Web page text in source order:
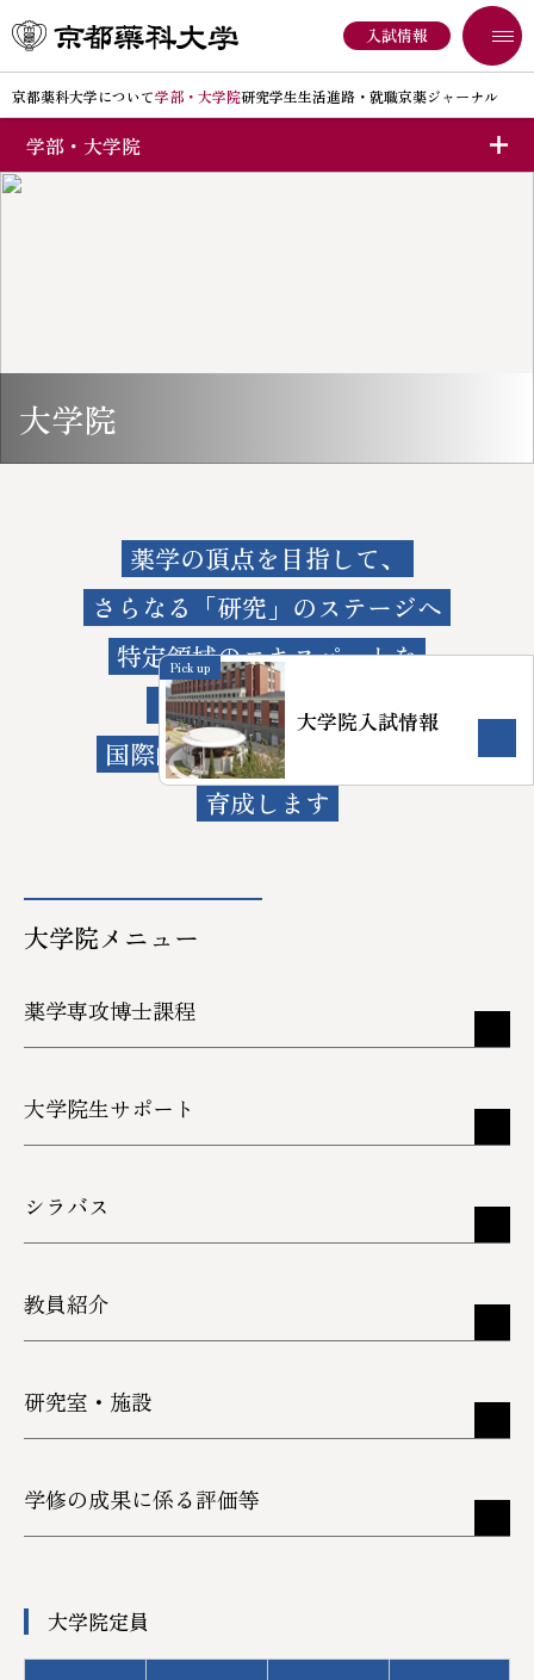
京都薬科大学について学部・大学院研究学生生活進路・就職京薬ジャーナル
入試情報
京都薬科大学の取り組み
大学広報
ご寄付のお願い
学部・大学院
大学院生サポート
教員紹介
学修の成果に係る評価等
大学院
Pick up
大学院入試情報
薬学の頂点を目指して、
さらなる「研究」のステージへ
特定領域のエキスパートを
目指す大学院では、
国際的に活躍できる研究者を
育成します
大学院メニュー
薬学専攻博士課程
大学院生サポート
シラバス
教員紹介
研究室・施設
学修の成果に係る評価等
大学院定員